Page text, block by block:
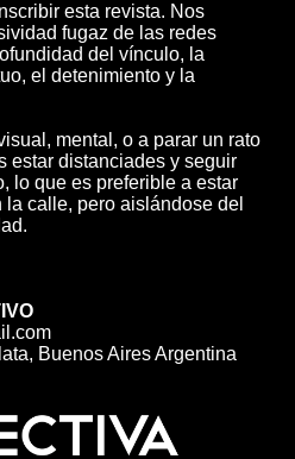
esta revista. Nos
fugaz de las redes
del vínculo, la
el detenimiento y la
mental, o a parar un rato
estar distanciades y seguir
lo que es preferible a estar
calle, pero aislándose del
Buenos Aires Argentina